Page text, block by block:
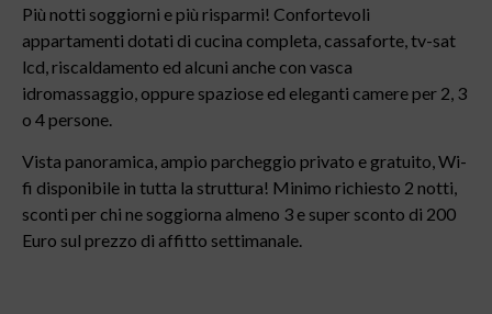
Più notti soggiorni e più risparmi! Confortevoli
appartamenti dotati di cucina completa, cassaforte, tv-sat
lcd, riscaldamento ed alcuni anche con vasca
idromassaggio, oppure spaziose ed eleganti camere per 2, 3
o 4 persone.
Vista panoramica, ampio parcheggio privato e gratuito, Wi-
fi disponibile in tutta la struttura! Minimo richiesto 2 notti,
sconti per chi ne soggiorna almeno 3 e super sconto di 200
Euro sul prezzo di affitto settimanale.